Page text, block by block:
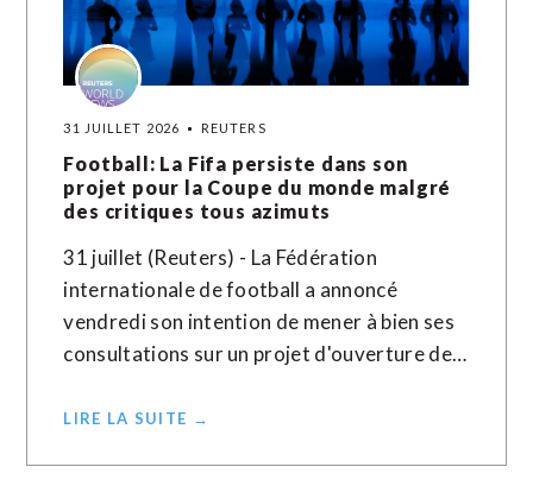
31 JUILLET 2026 REUTERS
Football: La Fifa persiste dans son
projet pour la Coupe du monde malgré
des critiques tous azimuts
31 juillet (Reuters) - La Fédération
internationale de football a annoncé
vendredi son intention de mener à bien ses
consultations sur un projet d'ouverture de…
LIRE LA SUITE →